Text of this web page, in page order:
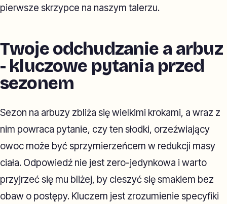
pierwsze skrzypce na naszym talerzu.
Twoje odchudzanie a arbuz
- kluczowe pytania przed
sezonem
Sezon na arbuzy zbliża się wielkimi krokami, a wraz z
nim powraca pytanie, czy ten słodki, orzeźwiający
owoc może być sprzymierzeńcem w redukcji masy
ciała. Odpowiedź nie jest zero-jedynkowa i warto
przyjrzeć się mu bliżej, by cieszyć się smakiem bez
obaw o postępy. Kluczem jest zrozumienie specyfiki